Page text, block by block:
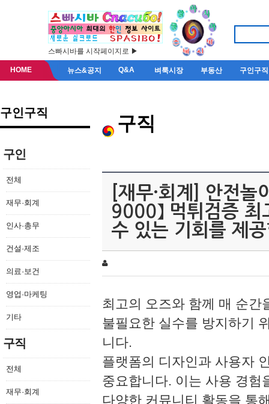
스빠시바를 시작페이지로 ▶
HOME 뉴스&공지 Q&A 벼룩시장 부동산 구인구직
구인구직
구인
전체
재무·회계
인사·총무
건설·제조
의료·보건
영업·마케팅
기타
구직
전체
재무·회계
구직
[재무·회계] 안전놀
9000】 먹튀검증
수 있는 기회를 제
최고의 오즈와 함께 매 순간
불필요한 실수를 방지하기
니다.
플랫폼의 디자인과 사용자
중요합니다. 이는 사용 경험
다양한 커뮤니티 활동을 통